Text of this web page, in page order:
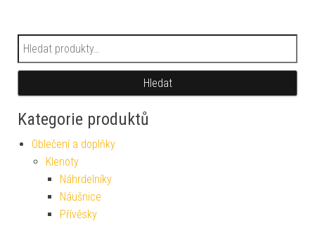
Hledat:
Hledat
Kategorie produktů
Oblečení a doplňky
Klenoty
Náhrdelníky
Náušnice
Přívěsky